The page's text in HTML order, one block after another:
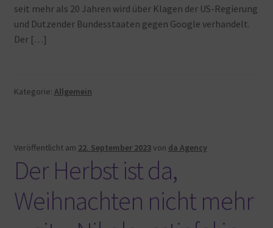
seit mehr als 20 Jahren wird über Klagen der US-Regierung
und Dutzender Bundesstaaten gegen Google verhandelt.
Der […]
Kategorie: Allgemein
Veröffentlicht am 22. September 2023von da Agency
Der Herbst ist da,
Weihnachten nicht mehr